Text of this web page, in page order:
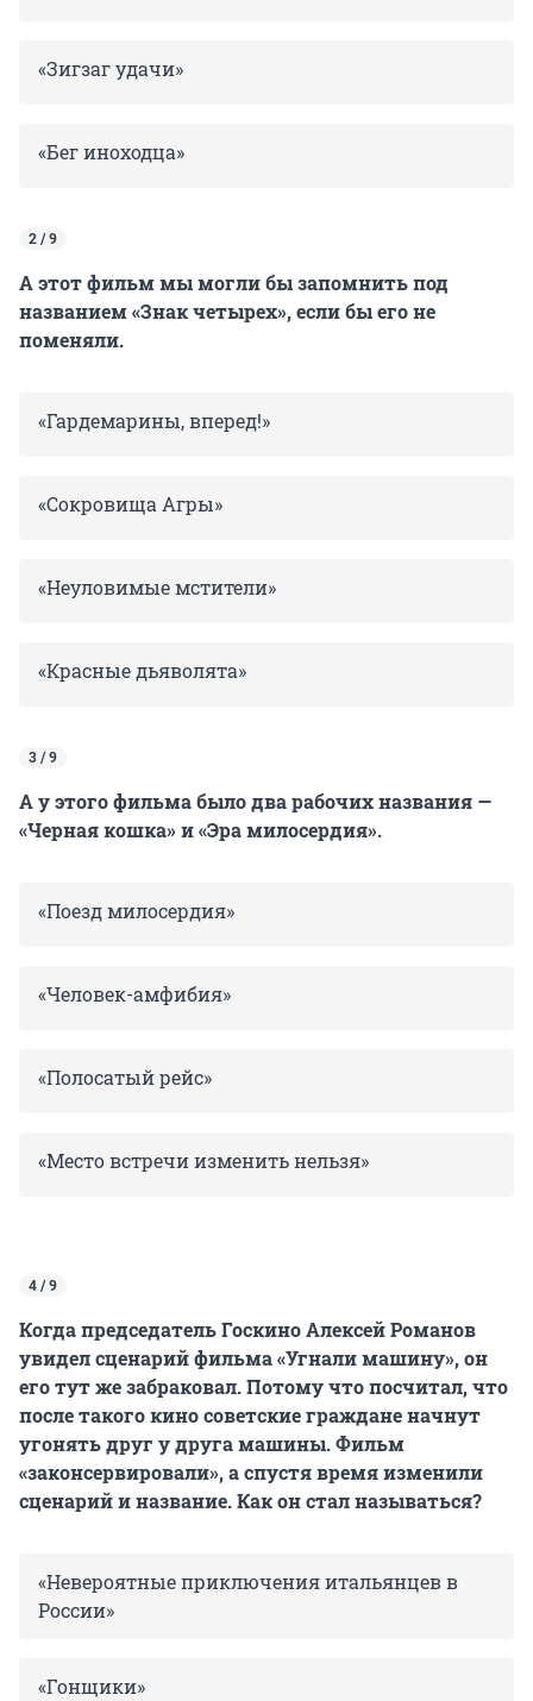
«Зигзаг удачи»
«Бег иноходца»
2 / 9
А этот фильм мы могли бы запомнить под
названием «Знак четырех», если бы его не
поменяли.
«Гардемарины, вперед!»
«Сокровища Агры»
«Неуловимые мстители»
«Красные дьяволята»
3 / 9
А у этого фильма было два рабочих названия —
«Черная кошка» и «Эра милосердия».
«Поезд милосердия»
«Человек-амфибия»
«Полосатый рейс»
«Место встречи изменить нельзя»
4 / 9
Когда председатель Госкино Алексей Романов
увидел сценарий фильма «Угнали машину», он
его тут же забраковал. Потому что посчитал, что
после такого кино советские граждане начнут
угонять друг у друга машины. Фильм
«законсервировали», а спустя время изменили
сценарий и название. Как он стал называться?
«Невероятные приключения итальянцев в
России»
«Гонщики»